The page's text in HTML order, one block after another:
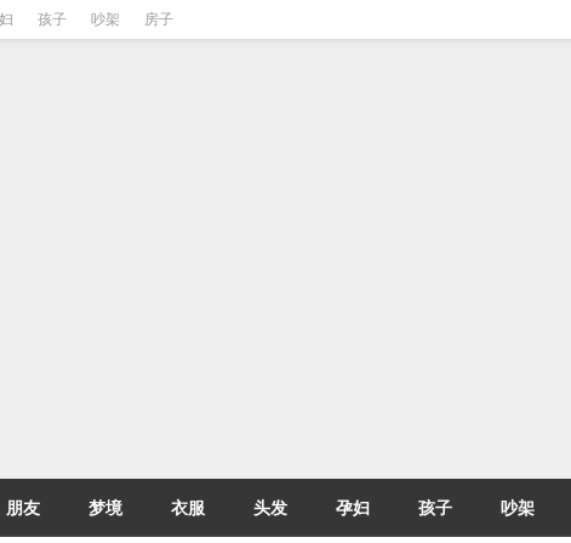
孩子 吵架 房子
朋友 梦境 衣服 头发 孕妇 孩子 吵架